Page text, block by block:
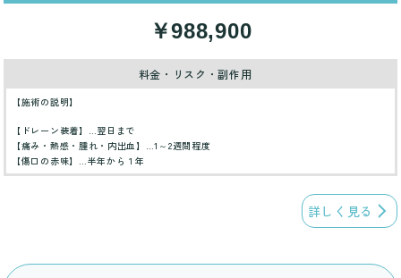
￥988,900
料金・リスク・副作用
【施術の説明】
【ドレーン装着】…翌日まで
【痛み・熱感・腫れ・内出血】…1～2週間程度
【傷口の赤味】…半年から１年
詳しく見る